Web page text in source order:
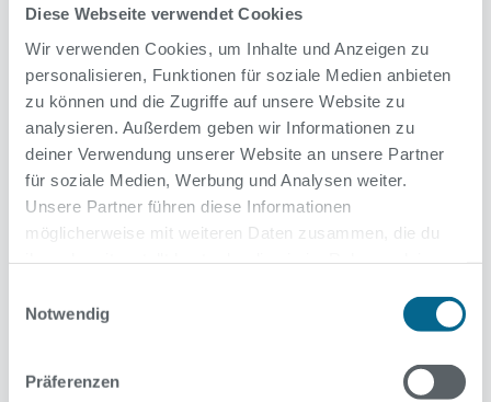
Diese Webseite verwendet Cookies
Wir verwenden Cookies, um Inhalte und Anzeigen zu
personalisieren, Funktionen für soziale Medien anbieten
zu können und die Zugriffe auf unsere Website zu
analysieren. Außerdem geben wir Informationen zu
deiner Verwendung unserer Website an unsere Partner
für soziale Medien, Werbung und Analysen weiter.
Unsere Partner führen diese Informationen
möglicherweise mit weiteren Daten zusammen, die du
Notwendig
Präferenzen
(Beispiel: 01.01.1970 => 19 (0 + 1 + 0 + 1 + 1 + 9 + 7 + 0).
Personalnummer*
E-Mail-Adresse*
ZurDatenschutzerklärung
* Pflichtfelder